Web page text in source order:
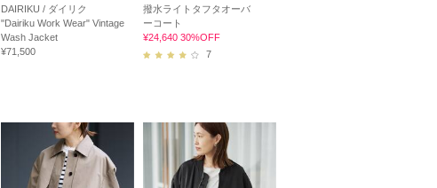
DAIRIKU / ダイリク
"Dairiku Work Wear" Vintage
Wash Jacket
¥71,500
撥水ライトタフタオーバ
ーコート
¥24,640 30%OFF
7